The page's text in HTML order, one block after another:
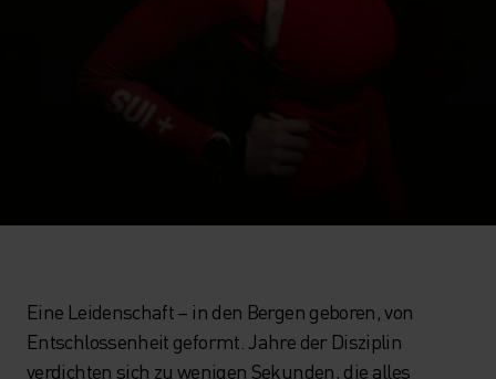
Eine Leidenschaft – in den Bergen geboren, von
Entschlossenheit geformt. Jahre der Disziplin
verdichten sich zu wenigen Sekunden, die alles